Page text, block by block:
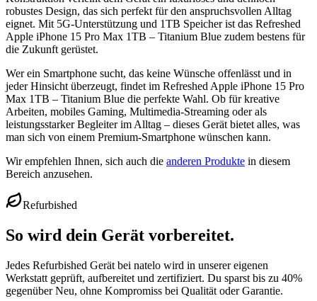
robustes Design, das sich perfekt für den anspruchsvollen Alltag
eignet. Mit 5G-Unterstützung und 1TB Speicher ist das Refreshed
Apple iPhone 15 Pro Max 1TB – Titanium Blue zudem bestens für
die Zukunft gerüstet.
Wer ein Smartphone sucht, das keine Wünsche offenlässt und in
jeder Hinsicht überzeugt, findet im Refreshed Apple iPhone 15 Pro
Max 1TB – Titanium Blue die perfekte Wahl. Ob für kreative
Arbeiten, mobiles Gaming, Multimedia-Streaming oder als
leistungsstarker Begleiter im Alltag – dieses Gerät bietet alles, was
man sich von einem Premium-Smartphone wünschen kann.
Wir empfehlen Ihnen, sich auch die anderen Produkte in diesem
Bereich anzusehen.
Refurbished
So wird dein Gerät vorbereitet.
Jedes Refurbished Gerät bei natelo wird in unserer eigenen
Werkstatt geprüft, aufbereitet und zertifiziert. Du sparst bis zu 40%
gegenüber Neu, ohne Kompromiss bei Qualität oder Garantie.